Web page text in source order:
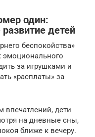
один:
детей
беспокойства»
эмоционального
за игрушками и
«расплаты» за
дети
на дневные сны,
ближе к вечеру.